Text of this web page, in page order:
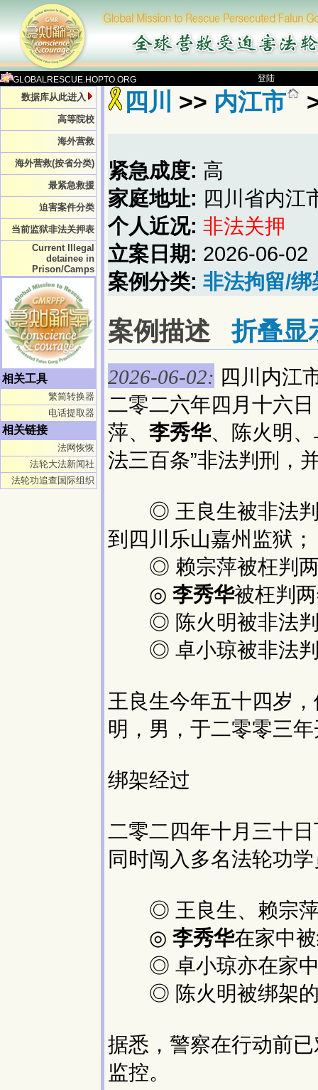
GLOBALRESCUE.HOPTO.ORG 登陆
数据库从此进入
高等院校
海外营救
海外营救(按省分类)
最紧急救援
迫害案件分类
当前监狱非法关押表
Current Illegal
detainee in
Prison/Camps
相关工具
繁简转换器
电话提取器
相关链接
法网恢恢
法轮大法新闻社
法轮功追查国际组织
四川 >> 内江市
紧急成度: 高
家庭地址: 四川省内江
个人近况: 非法关押
立案日期: 2026-06-02
案例分类: 非法拘留/绑
案例描述折叠显
2026-06-02: 四川内江
二零二六年四月十六
萍、 李秀华、陈火明
法三百条”非法判刑，
◎ 王良生被非法判
到四川乐山嘉州监狱；
◎ 赖宗萍被枉判两
◎ 李秀华被枉判
◎ 陈火明被非法判
◎ 卓小琼被非法判
王良生今年五十四岁
明，男，于二零零三
绑架经过
二零二四年十月三十
同时闯入多名法轮功
◎ 王良生、赖宗萍
◎ 李秀华在家中
◎ 卓小琼亦在家中
◎ 陈火明被绑架的
据悉，警察在行动前
监控。